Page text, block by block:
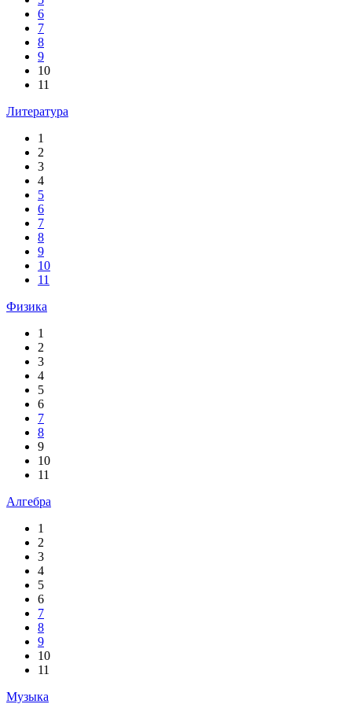
6
7
8
9
10
11
Литература
1
2
3
4
5
6
7
8
9
10
11
Физика
1
2
3
4
5
6
7
8
9
10
11
Алгебра
1
2
3
4
5
6
7
8
9
10
11
Музыка